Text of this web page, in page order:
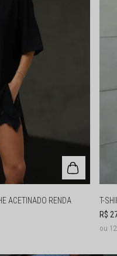
ACETINADO RENDA
T-
R$